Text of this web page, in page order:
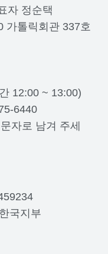
자 정순택
가톨릭회관 337호
12:00 ~ 13:00)
6440
자로 남겨 주세
국지부